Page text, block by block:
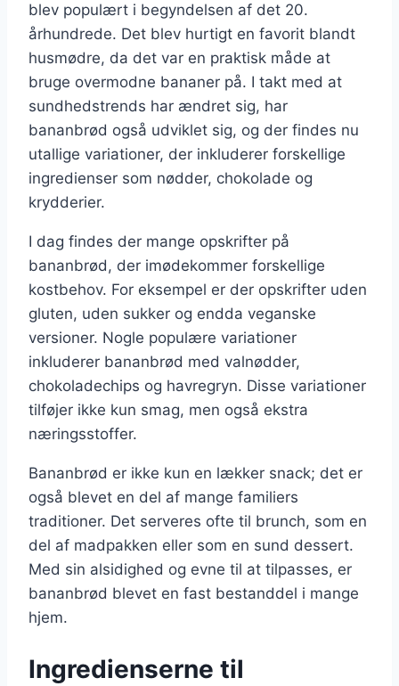
blev populært i begyndelsen af det 20.
århundrede. Det blev hurtigt en favorit blandt
husmødre, da det var en praktisk måde at
bruge overmodne bananer på. I takt med at
sundhedstrends har ændret sig, har
bananbrød også udviklet sig, og der findes nu
utallige variationer, der inkluderer forskellige
ingredienser som nødder, chokolade og
krydderier.
I dag findes der mange opskrifter på
bananbrød, der imødekommer forskellige
kostbehov. For eksempel er der opskrifter uden
gluten, uden sukker og endda veganske
versioner. Nogle populære variationer
inkluderer bananbrød med valnødder,
chokoladechips og havregryn. Disse variationer
tilføjer ikke kun smag, men også ekstra
næringsstoffer.
Bananbrød er ikke kun en lækker snack; det er
også blevet en del af mange familiers
traditioner. Det serveres ofte til brunch, som en
del af madpakken eller som en sund dessert.
Med sin alsidighed og evne til at tilpasses, er
bananbrød blevet en fast bestanddel i mange
hjem.
Ingredienserne til